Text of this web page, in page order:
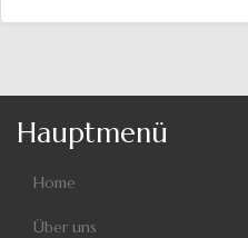
Hauptmenü
Home
Über uns